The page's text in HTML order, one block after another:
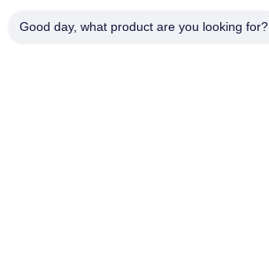
私たちのニュースレター
Good day, what product are you looking for?